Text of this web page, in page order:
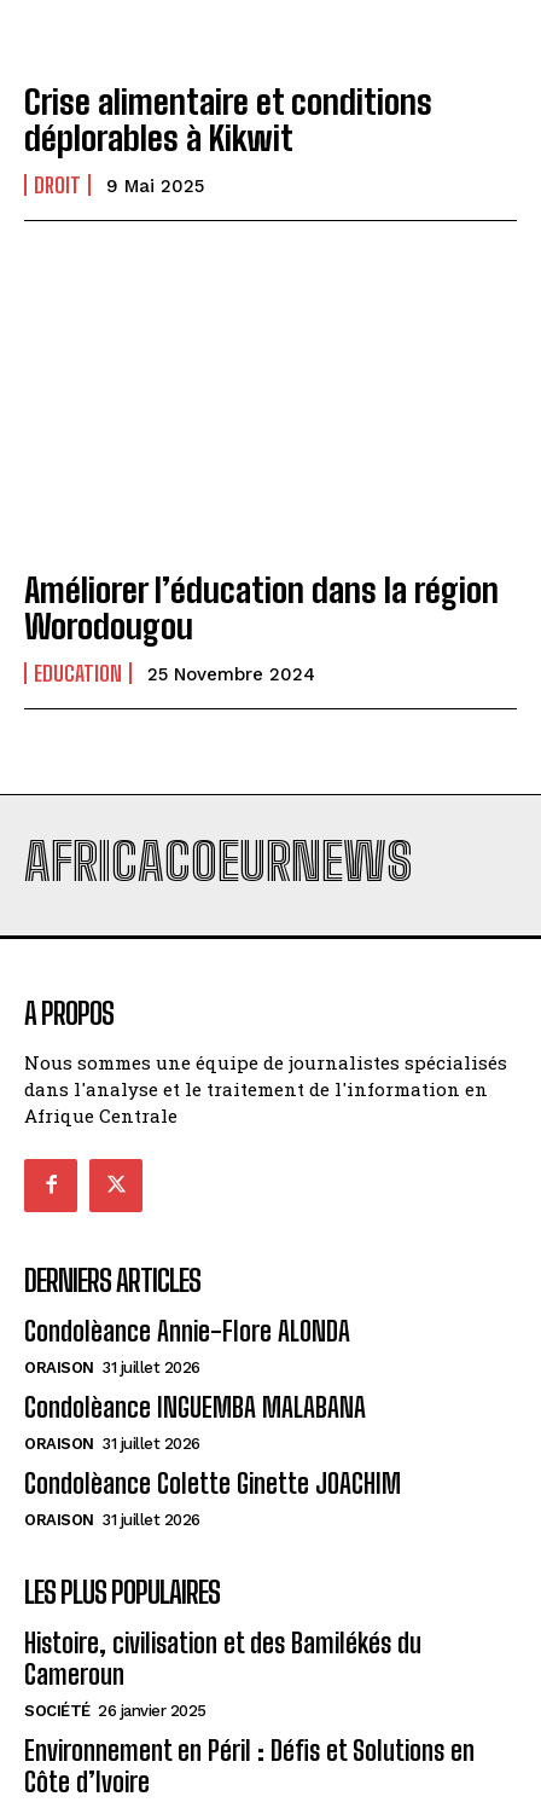
Crise alimentaire et conditions
déplorables à Kikwit
DROIT 9 Mai 2025
Améliorer l’éducation dans la région
Worodougou
EDUCATION 25 Novembre 2024
AFRICACOEURNEWS
A PROPOS
Nous sommes une équipe de journalistes spécialisés
dans l'analyse et le traitement de l'information en
Afrique Centrale
DERNIERS ARTICLES
Condolèance Annie-Flore ALONDA
ORAISON 31 juillet 2026
Condolèance INGUEMBA MALABANA
ORAISON 31 juillet 2026
Condolèance Colette Ginette JOACHIM
ORAISON 31 juillet 2026
LES PLUS POPULAIRES
Histoire, civilisation et des Bamilékés du
Cameroun
SOCIÉTÉ 26 janvier 2025
Environnement en Péril : Défis et Solutions en
Côte d’Ivoire